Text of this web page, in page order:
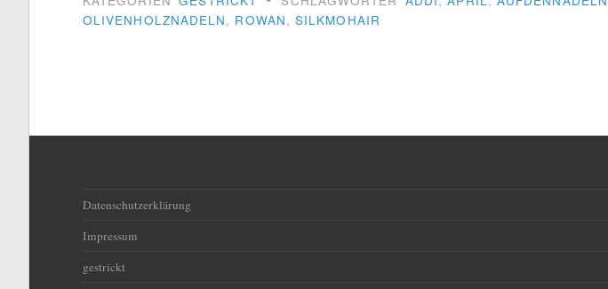
OLIVENHOLZNADELN, ROWAN,SILKMOHAIR
Datenschutzerklärung
Impressum
gestrickt